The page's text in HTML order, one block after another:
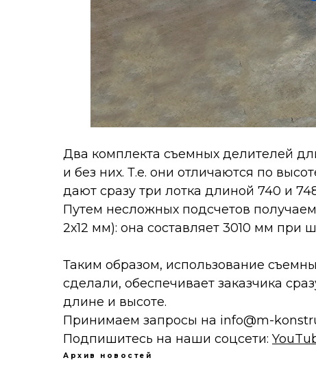
Два комплекта съемных делителей
и без них. Т.е. они отличаются по
дают сразу три лотка длиной 740 и
Путем несложных подсчетов
2х12 мм): она составляет 3010 мм при
Таким образом, использование
сделали, обеспечивает заказчика
длине и высоте.
Принимаем запросы на info@m-
Подпишитесь на наши соцсети:
Архив новостей